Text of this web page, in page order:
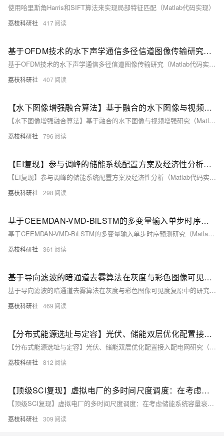
使用哈里斯角Harris和SIFT算法来实现局部特征匹配（Matlab代码实现）
荔枝科研社 417
基于OFDM技术的水下声学通信多径信道图像传输研究（Matlab代码实现）
基于OFDM技术的水下声学通信多径信道图像传输研究（Matlab代码实现）
荔枝科研社 407
【水下图像增强融合算法】基于融合的水下图像与视频增强研究（Matlab代码实现）
【水下图像增强融合算法】基于融合的水下图像与视频增强研究（Matlab代码实现）
荔枝科研社 796
【EI复现】参与调峰的储能系统配置方案及经济性分析（Matlab代码实现）
【EI复现】参与调峰的储能系统配置方案及经济性分析（Matlab代码实现）
荔枝科研社 298
基于CEEMDAN-VMD-BiLSTM的多变量输入单步时序预测研究（Matlab代码实现）
基于CEEMDAN-VMD-BiLSTM的多变量输入单步时序预测研究（Matlab代码实现）
荔枝科研社 361
基于导向滤波的暗通道去雾算法在灰度与彩色图像可见度复原中的研究（Matlab代码实现）
基于导向滤波的暗通道去雾算法在灰度与彩色图像可见度复原中的研究（Matlab代码实现）
荔枝科研社 469
【分布式能源选址与定容】光伏、储能双层优化配置接入配电网研究（Matlab代码实现）
【分布式能源选址与定容】光伏、储能双层优化配置接入配电网研究（Matlab代码实现）
荔枝科研社 812
【顶级SCI复现】虚拟电厂的多时间尺度调度：在考虑储能系统容量衰减的同时，整合发电与多用户负荷的灵活性研究（Matlab代码实现）
【顶级SCI复现】虚拟电厂的多时间尺度调度：在考虑储能系统容量衰减的同时，整合发电与多用户负荷的灵活性研究（Matlab代码实现）
荔枝科研社 309